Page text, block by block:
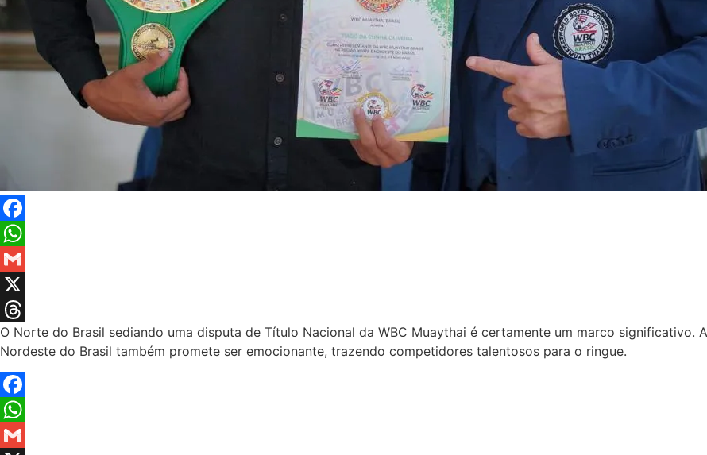
Facebook
WhatsApp
Gmail
X
Threads
O Norte do Brasil sediando uma disputa de Título Nacional da WBC Muaythai é certamente um marco significativo.
Nordeste do Brasil também promete ser emocionante, trazendo competidores talentosos para o ringue.
Facebook
WhatsApp